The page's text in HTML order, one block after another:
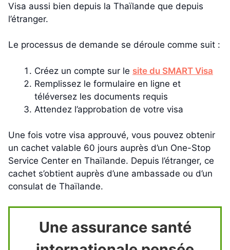
Visa aussi bien depuis la Thaïlande que depuis
l’étranger.
Le processus de demande se déroule comme suit :
Créez un compte sur le site du SMART Visa
Remplissez le formulaire en ligne et
téléversez les documents requis
Attendez l’approbation de votre visa
Une fois votre visa approuvé, vous pouvez obtenir
un cachet valable 60 jours auprès d’un One-Stop
Service Center en Thaïlande. Depuis l’étranger, ce
cachet s’obtient auprès d’une ambassade ou d’un
consulat de Thaïlande.
Une assurance santé